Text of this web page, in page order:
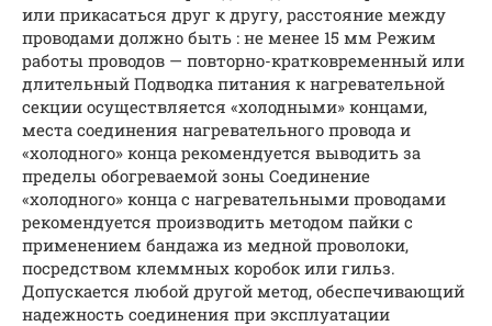
или прикасаться друг к другу, расстояние между
проводами должно быть : не менее 15 мм Режим
работы проводов — повторно-кратковременный или
длительный Подводка питания к нагревательной
секции осуществляется «холодными» концами,
места соединения нагревательного провода и
«холодного» конца рекомендуется выводить за
пределы обогреваемой зоны Соединение
«холодного» конца с нагревательными проводами
рекомендуется производить методом пайки с
применением бандажа из медной проволоки,
посредством клеммных коробок или гильз.
Допускается любой другой метод, обеспечивающий
надежность соединения при эксплуатации